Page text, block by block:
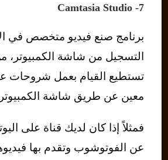
7- Camtasia Studio
برنامج صنع فيديو متخصص في
التسجيل من شاشة الكمبيوتر،
تستطيع القيام بعمل شروحات
معين عن طريق شاشة
فمثلاً إذا كان لديك قناة على
عن الفوتوشوب وتقدم بها